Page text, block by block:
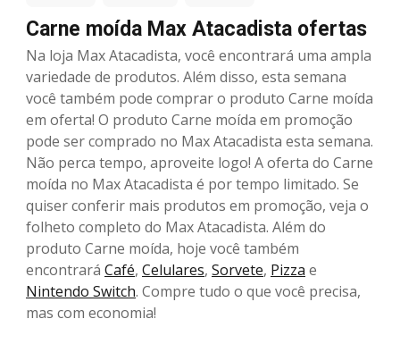
Carne moída Max Atacadista ofertas
Na loja Max Atacadista, você encontrará uma ampla
variedade de produtos. Além disso, esta semana
você também pode comprar o produto Carne moída
em oferta! O produto Carne moída em promoção
pode ser comprado no Max Atacadista esta semana.
Não perca tempo, aproveite logo! A oferta do Carne
moída no Max Atacadista é por tempo limitado. Se
quiser conferir mais produtos em promoção, veja o
folheto completo do Max Atacadista. Além do
produto Carne moída, hoje você também
encontrará Café, Celulares, Sorvete, Pizza e
Nintendo Switch. Compre tudo o que você precisa,
mas com economia!